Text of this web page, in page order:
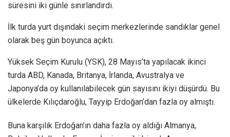
süresini iki günle sınırlandırdı.
İlk turda yurt dışındaki seçim merkezlerinde sandıklar genel
olarak beş gün boyunca açıktı.
Yüksek Seçim Kurulu (YSK), 28 Mayıs’ta yapılacak ikinci
turda ABD, Kanada, Britanya, İrlanda, Avustralya ve
Japonya’da oy kullanılabilecek gün sayısını ikiyi düşürdü. Bu
ülkelerde Kılıçdaroğlu, Tayyip Erdoğan’dan fazla oy almıştı.
Buna karşılık Erdoğan’ın daha fazla oy aldığı Almanya,